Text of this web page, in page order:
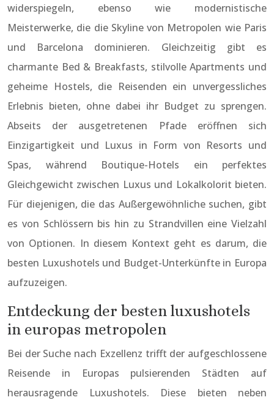
widerspiegeln, ebenso wie modernistische
Meisterwerke, die die Skyline von Metropolen wie Paris
und Barcelona dominieren. Gleichzeitig gibt es
charmante Bed & Breakfasts, stilvolle Apartments und
geheime Hostels, die Reisenden ein unvergessliches
Erlebnis bieten, ohne dabei ihr Budget zu sprengen.
Abseits der ausgetretenen Pfade eröffnen sich
Einzigartigkeit und Luxus in Form von Resorts und
Spas, während Boutique-Hotels ein perfektes
Gleichgewicht zwischen Luxus und Lokalkolorit bieten.
Für diejenigen, die das Außergewöhnliche suchen, gibt
es von Schlössern bis hin zu Strandvillen eine Vielzahl
von Optionen. In diesem Kontext geht es darum, die
besten Luxushotels und Budget-Unterkünfte in Europa
aufzuzeigen.
Entdeckung der besten luxushotels
in europas metropolen
Bei der Suche nach Exzellenz trifft der aufgeschlossene
Reisende in Europas pulsierenden Städten auf
herausragende Luxushotels. Diese bieten neben